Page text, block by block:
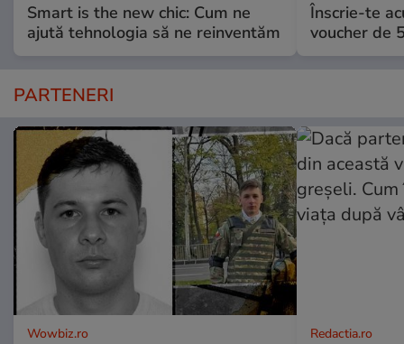
Smart is the new chic: Cum ne
ajută tehnologia să ne reinventăm
Înscrie-te
voucher de
PARTENERI
Wowbiz.ro Redactia.ro